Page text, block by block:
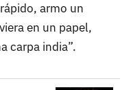
armo un
en un papel,
carpa india”.